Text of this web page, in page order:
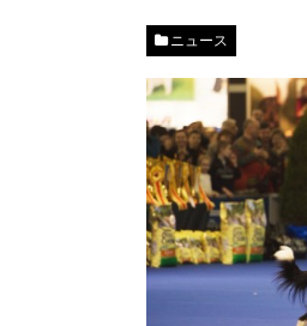
ニュース